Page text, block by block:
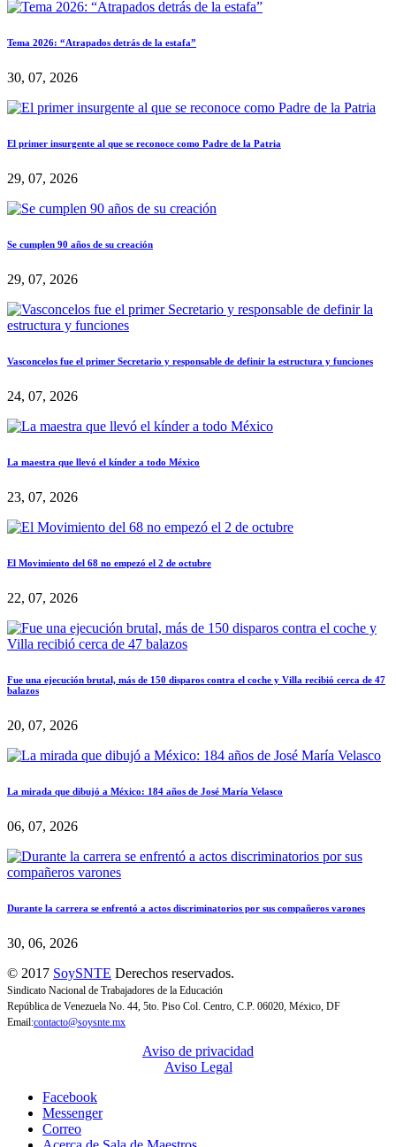
Tema 2026: “Atrapados detrás de la estafa”
30, 07, 2026
El primer insurgente al que se reconoce como Padre de la Patria
29, 07, 2026
Se cumplen 90 años de su creación
29, 07, 2026
Vasconcelos fue el primer Secretario y responsable de definir la estructura y funciones
24, 07, 2026
La maestra que llevó el kínder a todo México
23, 07, 2026
El Movimiento del 68 no empezó el 2 de octubre
22, 07, 2026
Fue una ejecución brutal, más de 150 disparos contra el coche y Villa recibió cerca de 47
balazos
20, 07, 2026
La mirada que dibujó a México: 184 años de José María Velasco
06, 07, 2026
Durante la carrera se enfrentó a actos discriminatorios por sus compañeros varones
30, 06, 2026
© 2017 SoySNTE Derechos reservados.
Sindicato Nacional de Trabajadores de la Educación
República de Venezuela No. 44, 5to. Piso Col. Centro, C.P. 06020, México, DF
Email:contacto@soysnte.mx
Aviso de privacidad
Aviso Legal
Facebook
Messenger
Correo